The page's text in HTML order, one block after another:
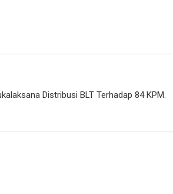
Distribusi BLT Terhadap 84 KPM.